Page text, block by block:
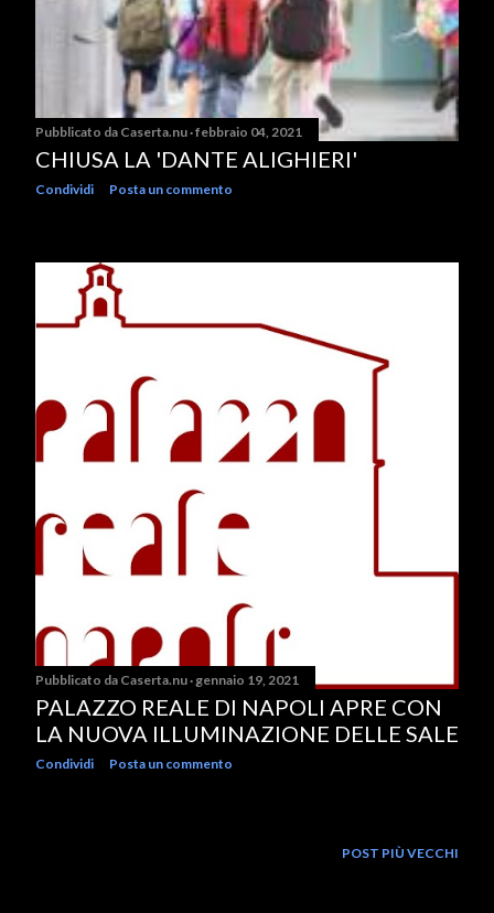
Pubblicato da Caserta.nu febbraio 04, 2021
CHIUSA LA 'DANTE ALIGHIERI'
Condividi Posta un commento
Pubblicato da Caserta.nu gennaio 19, 2021
PALAZZO REALE DI NAPOLI APRE CON
LA NUOVA ILLUMINAZIONE DELLE SALE
Condividi Posta un commento
POST PIÙ VECCHI